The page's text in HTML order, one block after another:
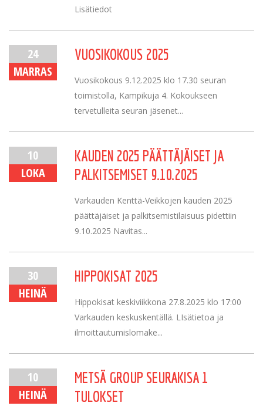
Lisätiedot
24
MARRAS
VUOSIKOKOUS 2025
Vuosikokous 9.12.2025 klo 17.30 seuran
toimistolla, Kampikuja 4. Kokoukseen
tervetulleita seuran jäsenet...
10
LOKA
KAUDEN 2025 PÄÄTTÄJÄISET JA
PALKITSEMISET 9.10.2025
Varkauden Kenttä-Veikkojen kauden 2025
päättäjäiset ja palkitsemistilaisuus pidettiin
9.10.2025 Navitas...
30
HEINÄ
HIPPOKISAT 2025
Hippokisat keskiviikkona 27.8.2025 klo 17:00
Varkauden keskuskentällä. LIsätietoa ja
ilmoittautumislomake...
10
HEINÄ
METSÄ GROUP SEURAKISA 1
TULOKSET